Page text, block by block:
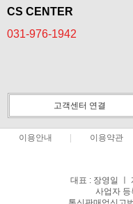
CS CENTER
031-976-1942
고객센터 연결
이용안내 이용약관
대표 : 장영일 ㅣ
사업자